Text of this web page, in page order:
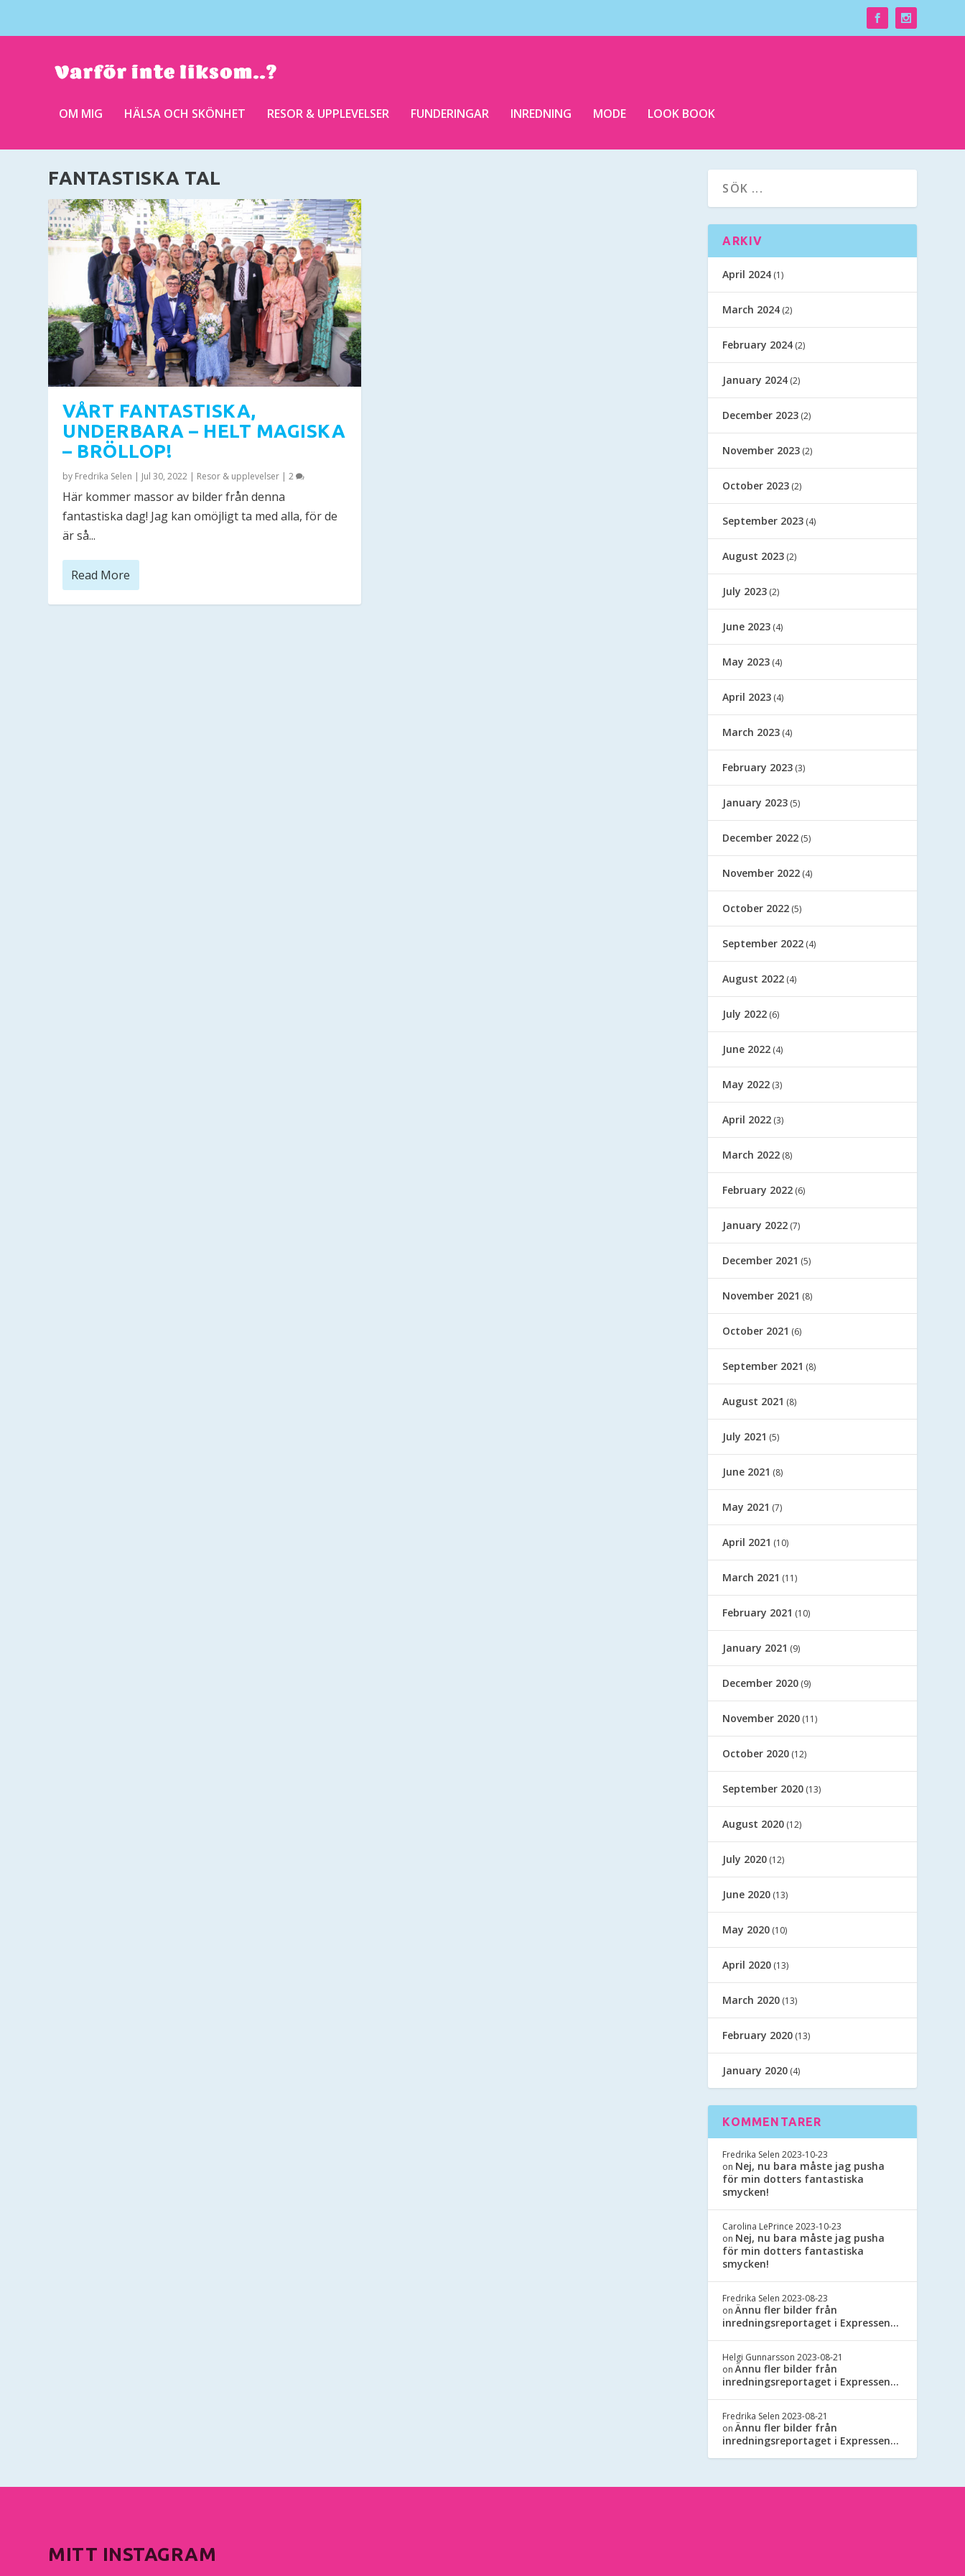
OM MIG HÄLSA OCH SKÖNHET RESOR & UPPLEVELSER FUNDERINGAR INREDNING MODE LOOK BOOK
FANTASTISKA TAL
VÅRT FANTASTISKA,
UNDERBARA – HELT MAGISKA
– BRÖLLOP!
by Fredrika Selen Jul 30, 2022 Resor & upplevelser |2
Här kommer massor av bilder från denna
fantastiska dag! Jag kan omöjligt ta med alla, för de
är så...
Read More
ARKIV
April 2024 (1)
March 2024 (2)
February 2024 (2)
January 2024 (2)
December 2023 (2)
November 2023 (2)
October 2023 (2)
September 2023 (4)
August 2023 (2)
July 2023 (2)
June 2023 (4)
May 2023 (4)
April 2023 (4)
March 2023 (4)
February 2023 (3)
January 2023 (5)
December 2022 (5)
November 2022 (4)
October 2022 (5)
September 2022 (4)
August 2022 (4)
July 2022 (6)
June 2022 (4)
May 2022 (3)
April 2022 (3)
March 2022 (8)
February 2022 (6)
January 2022 (7)
December 2021 (5)
November 2021 (8)
October 2021 (6)
September 2021 (8)
August 2021 (8)
July 2021 (5)
June 2021 (8)
May 2021 (7)
April 2021 (10)
March 2021 (11)
February 2021 (10)
January 2021 (9)
December 2020 (9)
November 2020 (11)
October 2020 (12)
September 2020 (13)
August 2020 (12)
July 2020 (12)
June 2020 (13)
May 2020 (10)
April 2020 (13)
March 2020 (13)
February 2020 (13)
January 2020 (4)
KOMMENTARER
Fredrika Selen 2023-10-23
on Nej, nu bara måste jag pusha
för min dotters fantastiska
smycken!
Carolina LePrince 2023-10-23
on Nej, nu bara måste jag pusha
för min dotters fantastiska
smycken!
Fredrika Selen 2023-08-23
onÄnnu fler bilder från
inredningsreportaget i Expressen…
Helgi Gunnarsson 2023-08-21
onÄnnu fler bilder från
inredningsreportaget i Expressen…
Fredrika Selen 2023-08-21
onÄnnu fler bilder från
inredningsreportaget i Expressen…
MITT INSTAGRAM